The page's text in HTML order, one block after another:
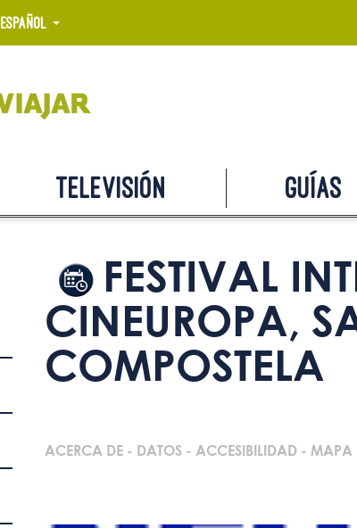
Español
Televisión Guías
FESTIVAL
CINEUROPA,
COMPOSTELA
ACERCA DE- DATOS- ACCESIBILIDAD- MAPA